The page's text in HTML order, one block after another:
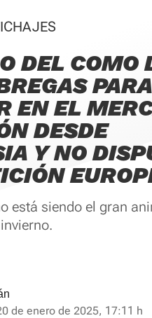
DEL COMO
PARA
EN EL
DESDE
Y NO
está siendo el gran
de enero de 2025, 17:11 h